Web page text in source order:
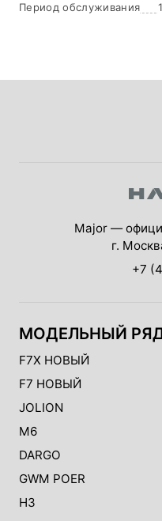
Период обслуживания
Major —
г.
+7
МОДЕЛЬНЫЙ
F7X НОВЫЙ
F7 НОВЫЙ
JOLION
M6
DARGO
GWM POER
H3